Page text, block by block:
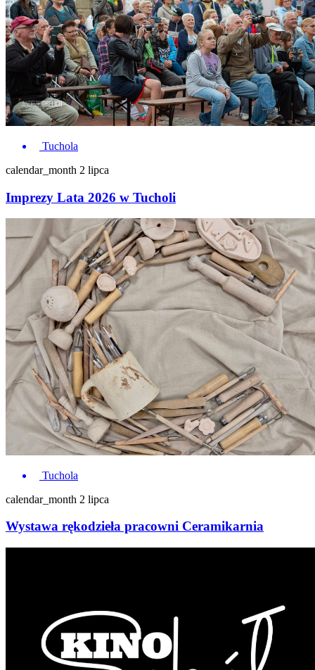
Tuchola
calendar_month 2 lipca
Imprezy Lata 2026 w Tucholi
Tuchola
calendar_month 2 lipca
Wystawa rękodzieła pracowni Ceramikarnia